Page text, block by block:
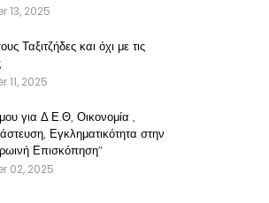
13, 2025
Ταξιτζήδες και όχι με τις
11, 2025
για Δ.Ε.Θ, Οικονομία ,
Εγκληματικότητα στην
Επισκόπηση"
02, 2025